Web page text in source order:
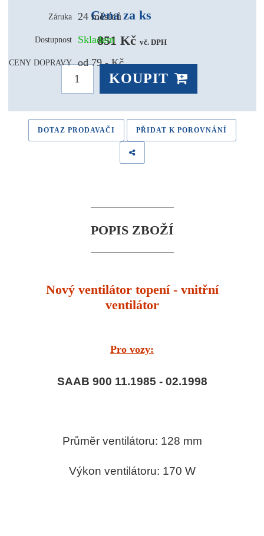
Záruka 24 měsíců
Dostupnost Skladem
CENY DOPRAVY od 79,- Kč
Cena za ks
851 Kč vč. DPH
KOUPIT
DOTAZ PRODAVAČI PŘIDAT K POROVNÁNÍ
POPIS ZBOŽÍ
Nový ventilátor topení - vnitřní
ventilátor
Pro vozy:
SAAB 900 11.1985 - 02.1998
Průměr ventilátoru: 128 mm
Výkon ventilátoru: 170 W